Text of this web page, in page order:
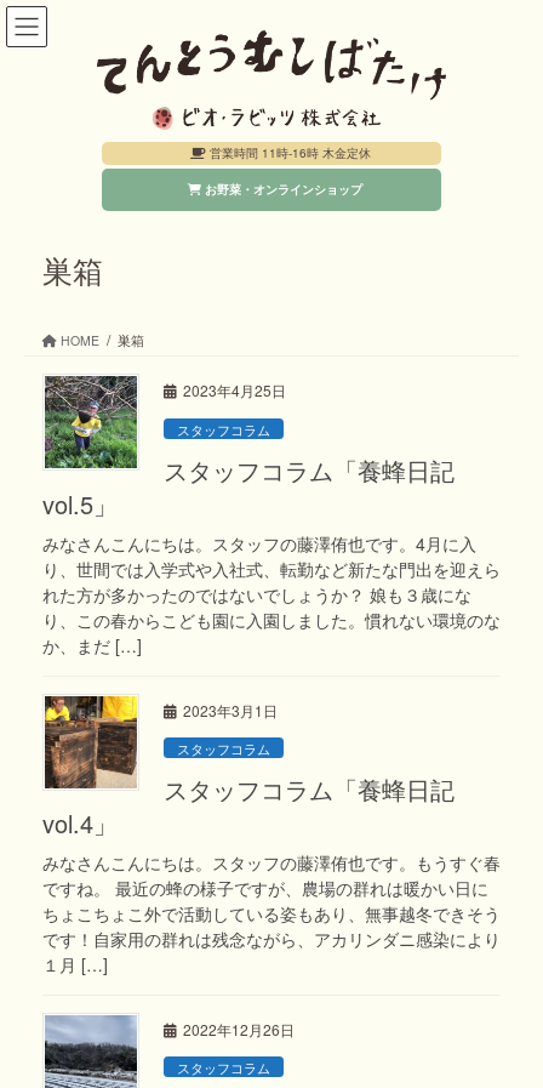
コ
ナ
営業時間 11時-16時 木金定休
お野菜・オンラインショップ
巣箱
HOME 巣箱
2023年4月25日
スタッフコラム
スタッフコラム「養蜂日記
vol.5」
みなさんこんにちは。スタッフの藤澤侑也です。4月に入
り、世間では入学式や入社式、転勤など新たな門出を迎えら
れた方が多かったのではないでしょうか？ 娘も３歳にな
り、この春からこども園に入園しました。慣れない環境のな
か、まだ […]
2023年3月1日
スタッフコラム
スタッフコラム「養蜂日記
vol.4」
みなさんこんにちは。スタッフの藤澤侑也です。もうすぐ春
ですね。 最近の蜂の様子ですが、農場の群れは暖かい日に
ちょこちょこ外で活動している姿もあり、無事越冬できそう
です！自家用の群れは残念ながら、アカリンダニ感染により
１月 […]
2022年12月26日
スタッフコラム